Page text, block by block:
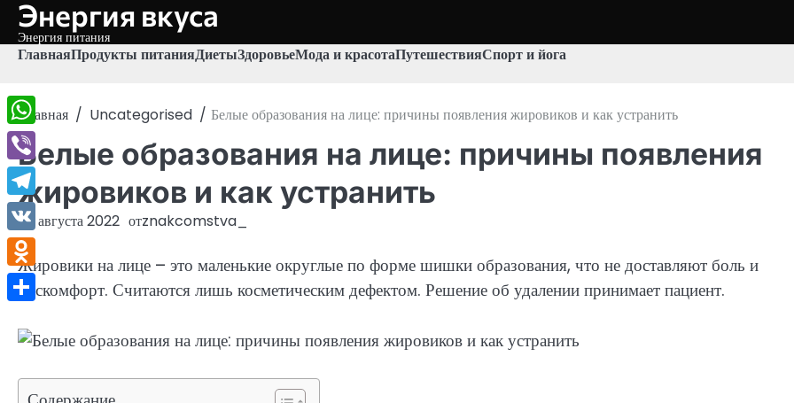
Перейти
содержимому
Энергия вкуса
Энергия питания
ГлавнаяПродукты питанияДиетыЗдоровьеМода и красотаПутешествияСпорт и йога
Главная Uncategorised Белые образования на лице: причины появления жировиков и как устранить
Белые образования на лице: причины появления
жировиков и как устранить
25 августа 2022 отznakcomstva_
Жировики на лице – это маленькие округлые по форме шишки образования, что не доставляют боль и
дискомфорт. Считаются лишь косметическим дефектом. Решение об удалении принимает пациент.
WhatsApp
Viber
Telegram
VK
Odnoklassniki